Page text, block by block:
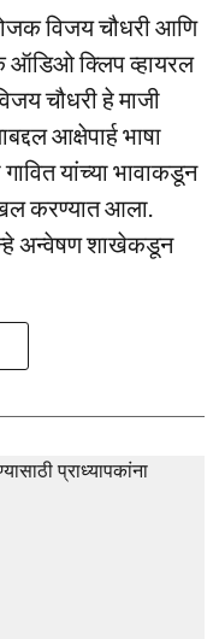
विजय चौधरी आणि
ऑडिओ क्लिप व्हायरल
चौधरी हे माजी
आक्षेपार्ह भाषा
यांच्या भावाकडून
करण्यात आला.
अन्वेषण शाखेकडून